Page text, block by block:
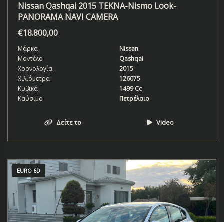
Nissan Qashqai 2015 TEKNA-Nismo Look-
PANORAMA NAVI CAMERA
€18.800,00
Μάρκα
Nissan
Μοντέλο
Qashqai
Χρονολογία
2015
Χιλιόμετρα
126075
Κυβικά
1499 Cc
Καύσιμο
Πετρέλαιο
Δείτε το Video
EURO 6D